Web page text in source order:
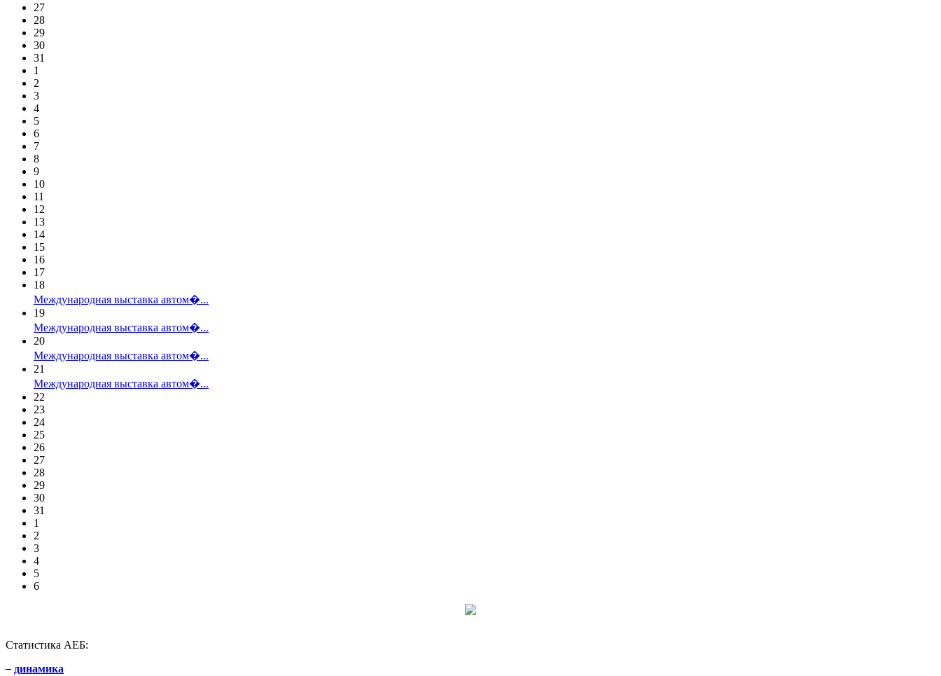
27
28
29
30
31
1
2
3
4
5
6
7
8
9
10
11
12
13
14
15
16
17
18
Международная выставка автом�...
19
Международная выставка автом�...
20
Международная выставка автом�...
21
Международная выставка автом�...
22
23
24
25
26
27
28
29
30
31
1
2
3
4
5
6
Статистика АЕБ:
– динамика